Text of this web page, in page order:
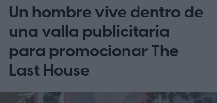
Un hombre vive dentro de
una valla publicitaria
para promocionar The
Last House